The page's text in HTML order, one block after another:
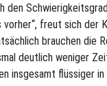
den
freut sich der
brauchen die
deutlich weniger
insgesamt flüssiger in